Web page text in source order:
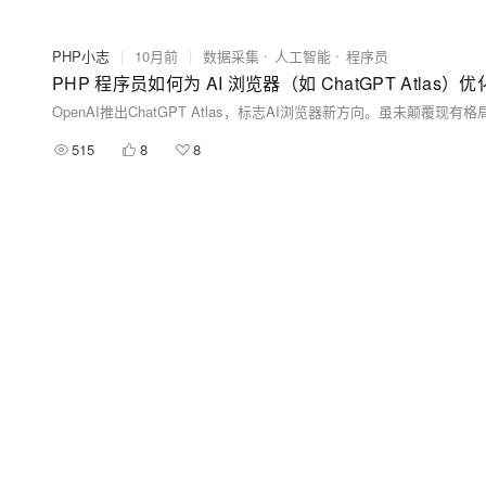
PHP小志 | 10月前 | 数据采集 人工智能 程序员
PHP 程序员如何为 AI 浏览器（如 ChatGPT Atlas）优
515 8 8